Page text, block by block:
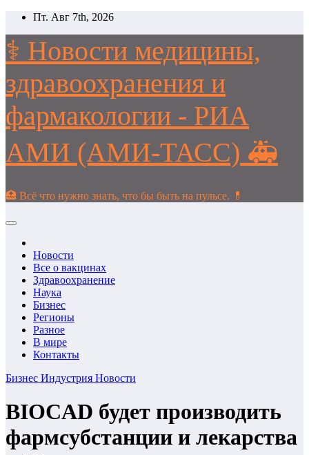
Перейти
содержимому
Пт. Авг 7th, 2026
⚕️ Новости медицины,
здравоохранения и
фармакологии - РИА
АМИ (АМИ-ТАСС) 🚑
🏥 Всё что нужно знать, что бы быть на пульсе. 💊
Новости
Все о вакцинах
Здравоохранение
Наука
Бизнес
Регионы
Разное
В мире
Контакты
Бизнес Индустрия Новости
BIOCAD будет производить
фармсубстанции и лекарства